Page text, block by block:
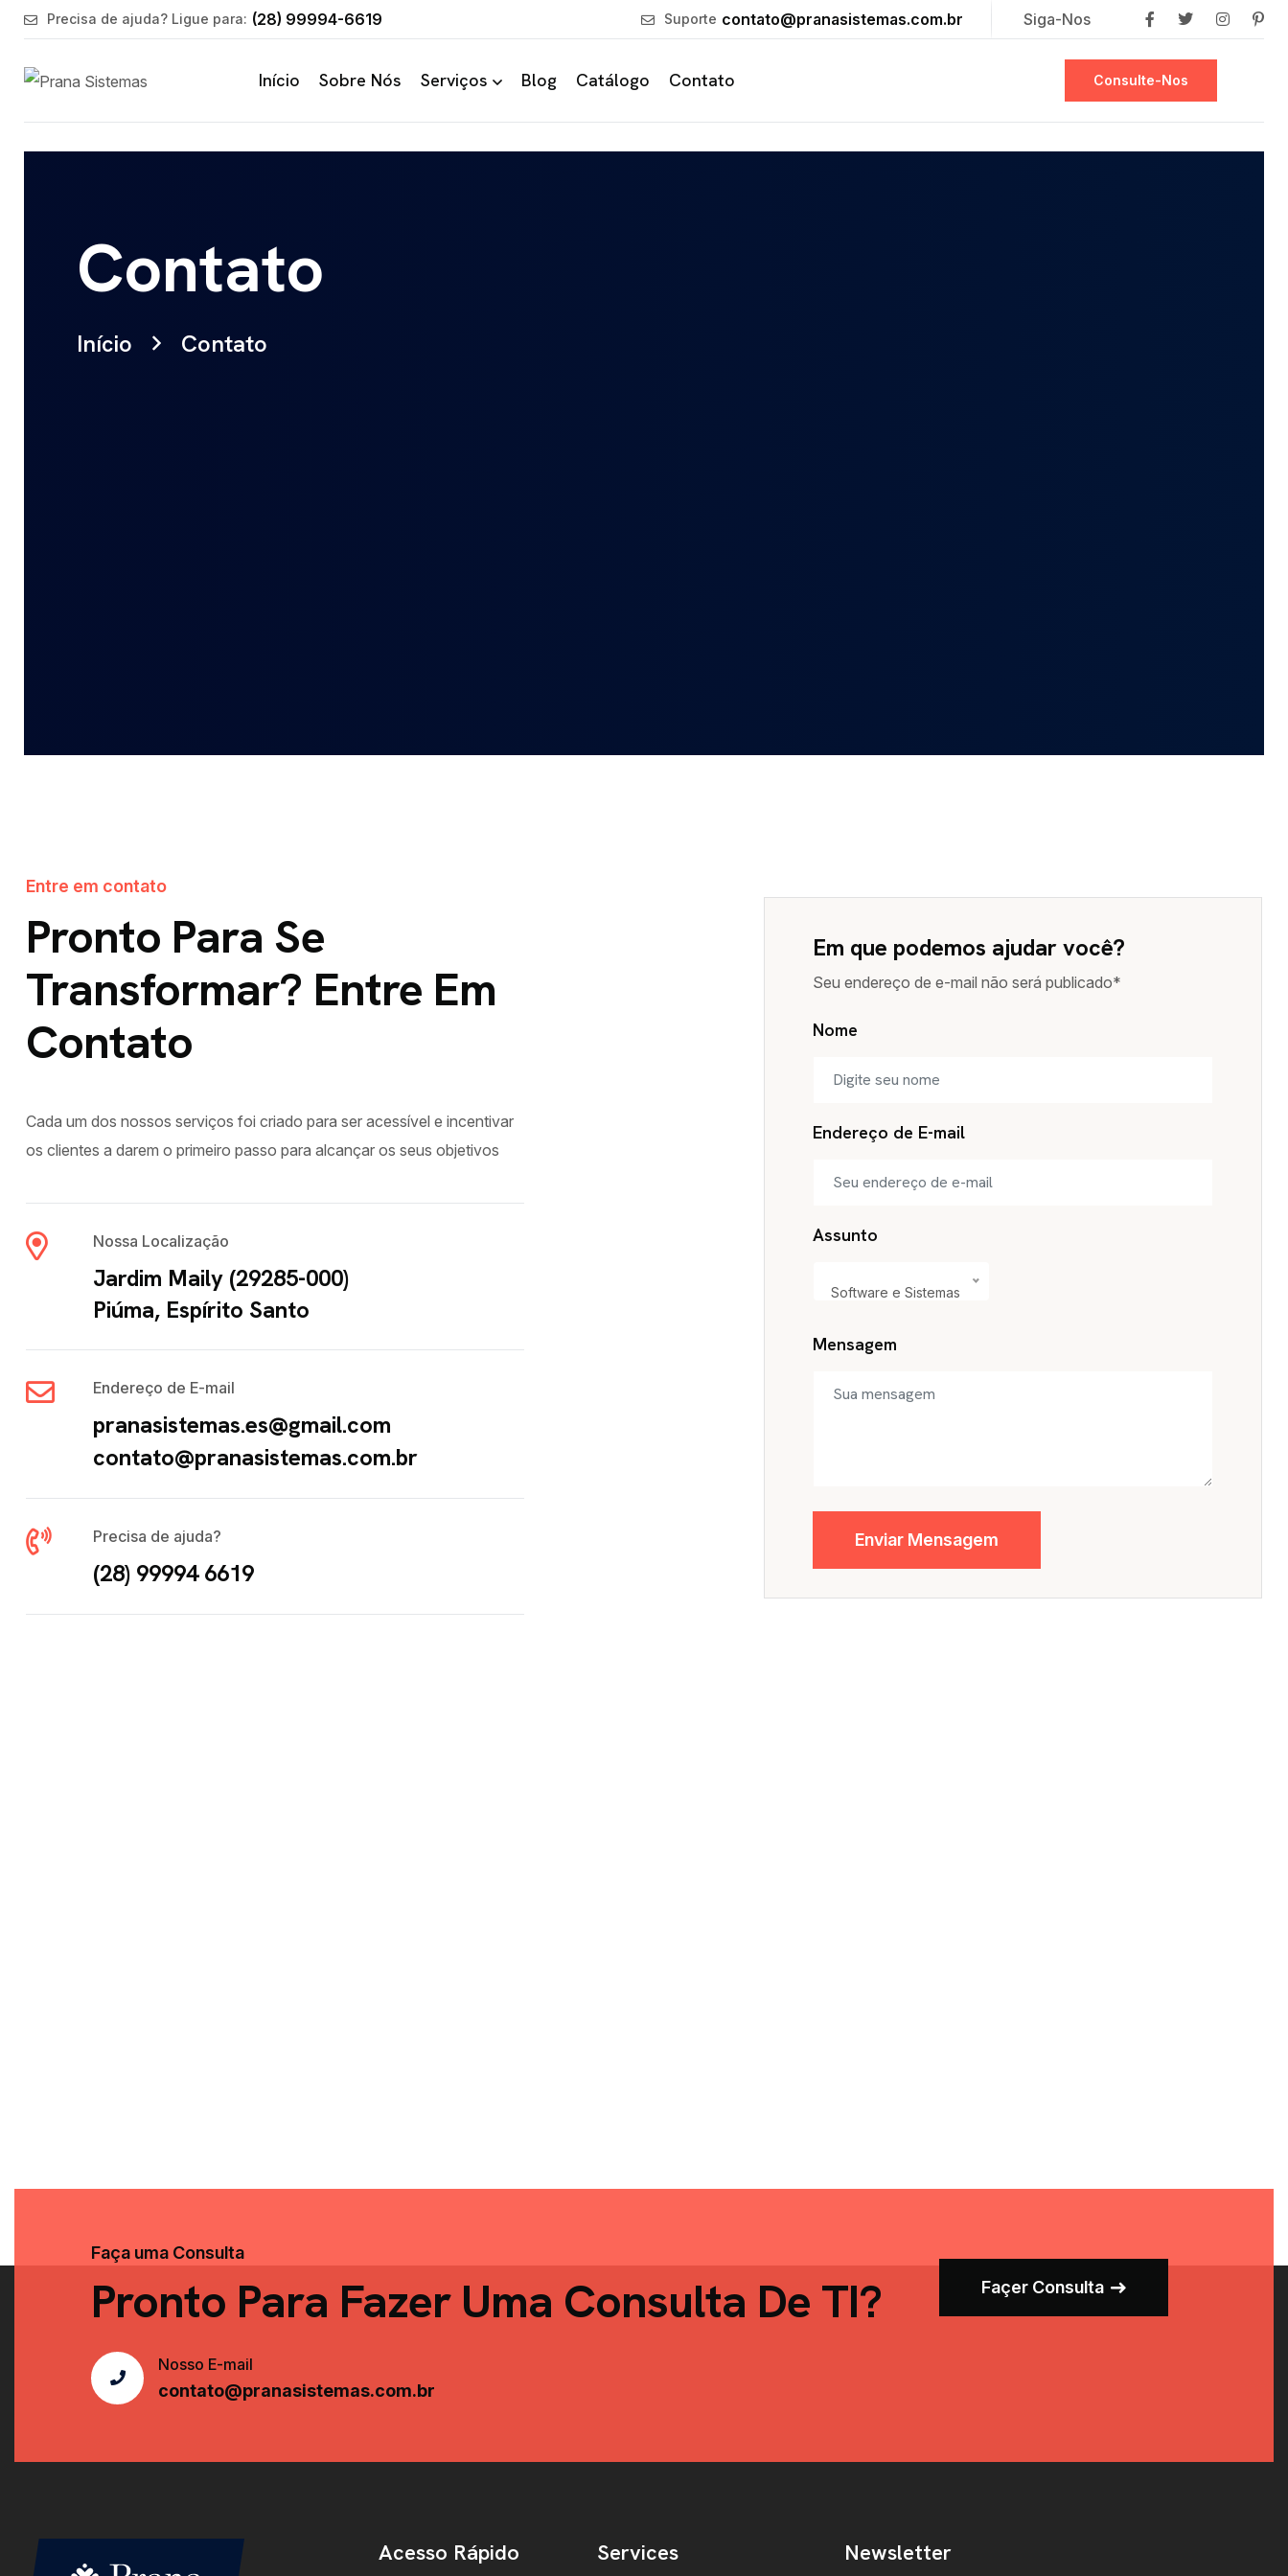
Precisa de ajuda? Ligue para: (28) 99994-6619 Suporte contato@pranasistemas.com.br Siga-Nos
Início Sobre Nós Serviços Blog Catálogo Contato Consulte-Nos
Contato
Início Contato
Entre em contato
Pronto Para Se
Transformar? Entre Em
Contato
Cada um dos nossos serviços foi criado para ser acessível e incentivar
os clientes a darem o primeiro passo para alcançar os seus objetivos
Nossa Localização
Jardim Maily (29285-000)
Piúma, Espírito Santo
Endereço de E-mail
pranasistemas.es@gmail.com
contato@pranasistemas.com.br
Precisa de ajuda?
(28) 99994 6619
Em que podemos ajudar você?
Seu endereço de e-mail não será publicado*
Nome
Endereço de E-mail
Assunto
Software e Sistemas
Mensagem
Enviar Mensagem
Faça uma Consulta
Pronto Para Fazer Uma Consulta De TI? Façer Consulta
Nosso E-mail
contato@pranasistemas.com.br
Acesso Rápido Services Newsletter